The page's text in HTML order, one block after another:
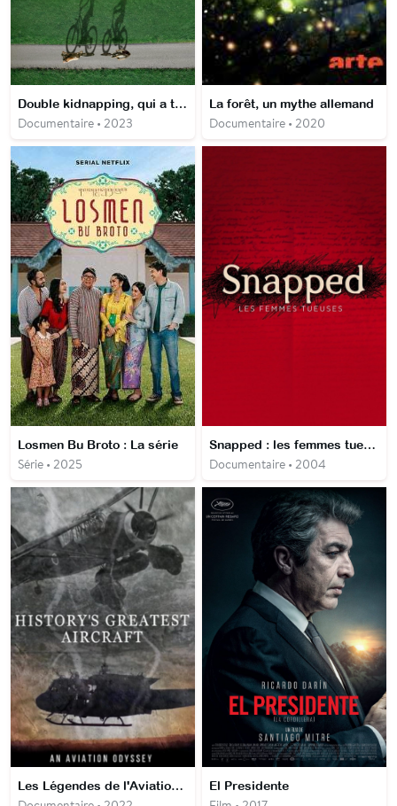
Double kidnapping, qui a tué les fillettes d'Evansdale ?
Documentaire • 2023
La forêt, un mythe allemand
Documentaire • 2020
Losmen Bu Broto : La série
Série • 2025
Snapped : les femmes tueuses
Documentaire • 2004
Les Légendes de l'Aviation de Guerre El Presidente